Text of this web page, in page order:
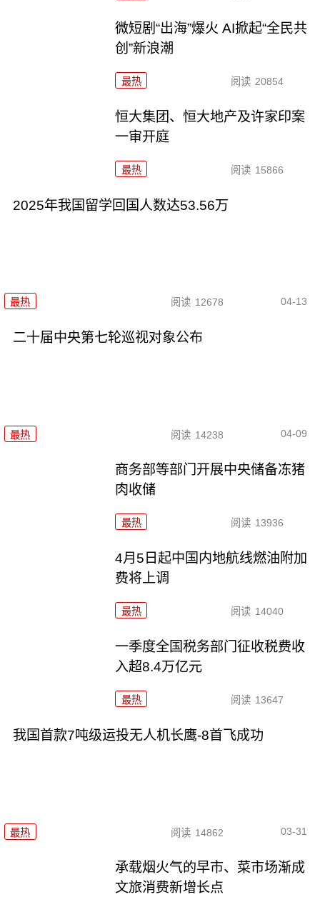
微短剧“出海”爆火 AI掀起“全民共
创”新浪潮
最热 阅读 20854
恒大集团、恒大地产及许家印案
一审开庭
最热 阅读 15866
2025年我国留学回国人数达53.56万
最热 阅读 12678 04-13
二十届中央第七轮巡视对象公布
最热 阅读 14238 04-09
商务部等部门开展中央储备冻猪
肉收储
最热 阅读 13936
4月5日起中国内地航线燃油附加
费将上调
最热 阅读 14040
一季度全国税务部门征收税费收
入超8.4万亿元
最热 阅读 13647
我国首款7吨级运投无人机长鹰-8首飞成功
最热 阅读 14862 03-31
承载烟火气的早市、菜市场渐成
文旅消费新增长点